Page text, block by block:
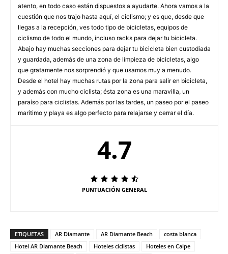
atento, en todo caso están dispuestos a ayudarte. Ahora vamos a la
cuestión que nos trajo hasta aquí, el ciclismo; y es que, desde que
llegas a la recepción, ves todo tipo de bicicletas, equipos de
ciclismo de todo el mundo, incluso racks para dejar tu bicicleta.
Abajo hay muchas secciones para dejar tu bicicleta bien custodiada
y guardada, además de una zona de limpieza de bicicletas, algo
que gratamente nos sorprendió y que usamos muy a menudo.
Desde el hotel hay muchas rutas por la zona para salir en bicicleta,
y además con mucho ciclista; ésta zona es una maravilla, un
paraíso para ciclistas. Además por las tardes, un paseo por el paseo
marítimo y playa es algo perfecto para relajarse y cerrar el día.
4.7
PUNTUACIÓN GENERAL
ETIQUETAS AR Diamante AR Diamante Beach
costa blanca
Hotel AR Diamante Beach
Hoteles ciclistas
Hoteles en Calpe